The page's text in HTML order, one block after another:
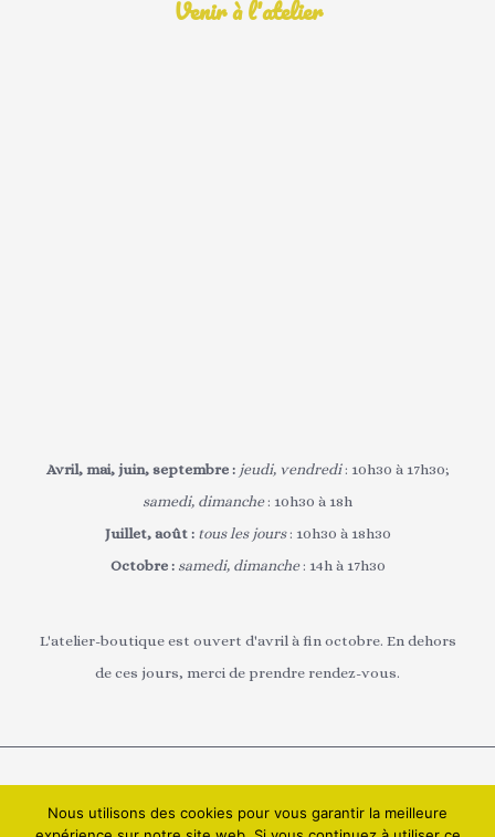
Venir à l'atelier
Avril, mai, juin, septembre : jeudi, vendredi: 10h30 à 17h30;
samedi, dimanche: 10h30 à 18h
Juillet, août : tous les jours: 10h30 à 18h30
Octobre : samedi, dimanche: 14h à 17h30
L'atelier-boutique est ouvert d'avril à fin octobre. En dehors
de ces jours, merci de prendre rendez-vous.
Tous droits réservés © 2026 Marigami P'tits Plis |
Nous utilisons des cookies pour vous garantir la meilleure